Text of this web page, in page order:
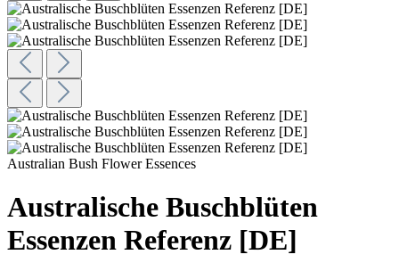
Australian Bush Flower Essences
Australische Buschblüten
Essenzen Referenz [DE]